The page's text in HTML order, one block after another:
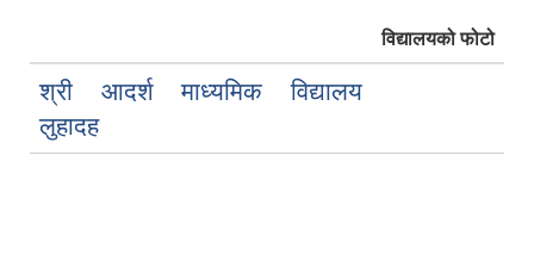
विद्यालयको फोटो
श्री आदर्श माध्यमिक विद्यालय
लुहादह